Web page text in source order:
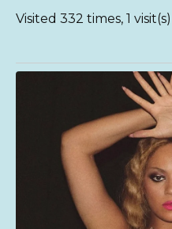
Visited 332 times, 1